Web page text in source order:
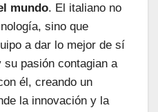
mundo. El italiano no
sino que
a dar lo mejor de sí
pasión contagian a
él, creando un
la innovación y la